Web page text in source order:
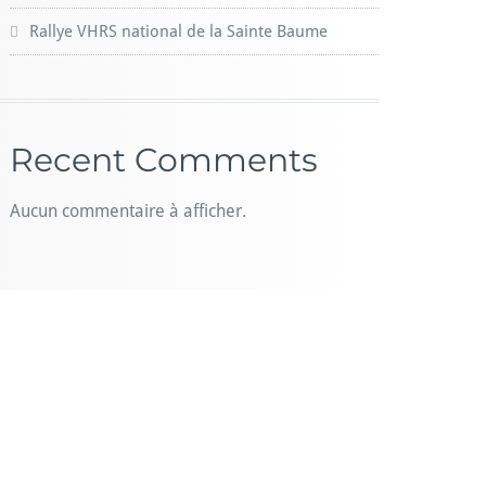
Rallye VHRS national de la Sainte Baume
Recent Comments
Aucun commentaire à afficher.